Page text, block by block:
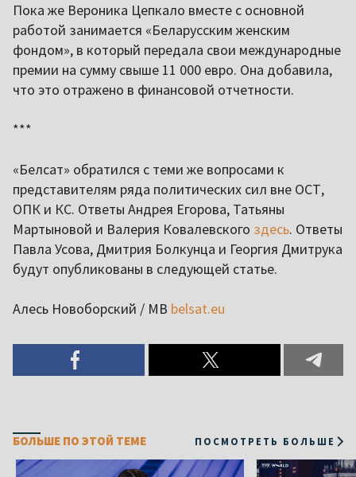
Пока же Вероника Цепкало вместе с основной
работой занимается «Беларусским женским
фондом», в который передала свои международные
премии на сумму свыше 11 000 евро. Она добавила,
что это отражено в финансовой отчетности.
***
«Белсат» обратился с теми же вопросами к
представителям ряда политических сил вне ОСТ,
ОПК и КС. Ответы Андрея Егорова, Татьяны
Мартыновой и Валерия Ковалевского здесь. Ответы
Павла Усова, Дмитрия Болкунца и Георгия Дмитрука
будут опубликованы в следующей статье.
Алесь Новоборский / МВ belsat.eu
БОЛЬШЕ ПО ЭТОЙ ТЕМЕ ПОСМОТРЕТЬ БОЛЬШЕ